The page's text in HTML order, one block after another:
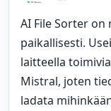
AI File Sorter
paikallisesti.
laitteella
Mistral, joten
ladata